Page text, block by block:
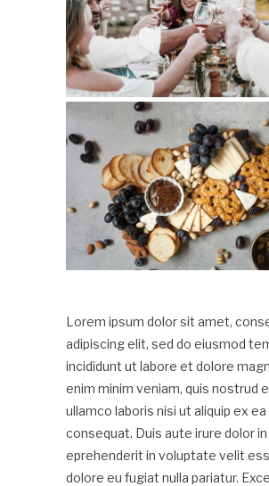
Lorem ipsum dolor sit amet,
adipiscing elit, sed do eiusmod
incididunt ut labore et dolore
enim minim veniam, quis nostrud
ullamco laboris nisi ut aliquip ex
consequat. Duis aute irure dolor in
eprehenderit in voluptate velit
dolore eu fugiat nulla pariatur.